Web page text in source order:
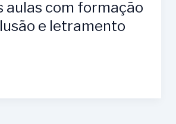
aulas com formação
e letramento